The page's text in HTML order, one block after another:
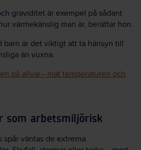
graviditet är exempel på sådant
värmekänslig man är, berättar hon.
barn är det viktigt att ta hänsyn till
än vuxna.
på allvar– mät temperaturen och
som arbetsmiljörisk
spår väntas de extrema